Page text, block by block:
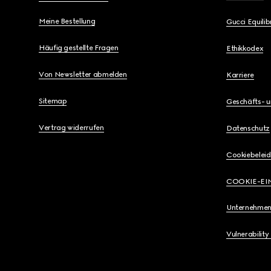
Meine Bestellung
Häufig gestellte Fragen
Von Newsletter abmelden
Sitemap
Vertrag widerrufen
Gucci
Ethikkodex
Karriere
Geschäfts-
Datenschutz
Cookiebeleid
COOKIE-
Vulnerability